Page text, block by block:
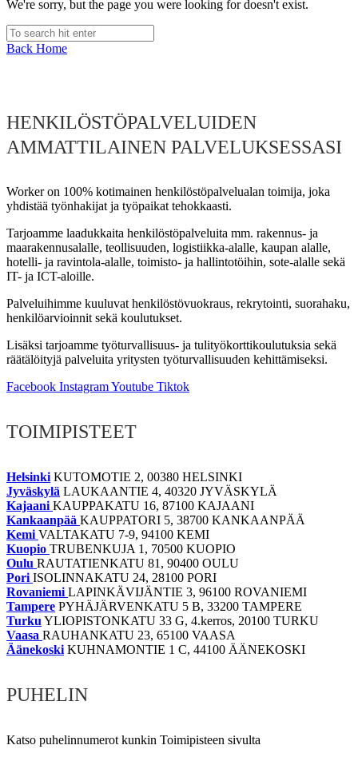
We're sorry, but the page you were looking for doesn't exist.
Back Home
HENKILÖSTÖPALVELUIDEN
AMMATTILAINEN PALVELUKSESSASI
Worker on 100% kotimainen henkilöstöpalvelualan toimija, joka
yhdistää työnhakijat ja työpaikat tehokkaasti.
Tarjoamme laadukkaita henkilöstöpalveluita mm. rakennus- ja
maarakennusalalle, teollisuuden, logistiikka-alalle, kaupan alalle,
hotelli- ja ravintola-alalle, toimisto- ja hallintotöihin, sote-alalle sekä
IT- ja ICT-aloille.
Palveluihimme kuuluvat henkilöstövuokraus, rekrytointi, suorahaku,
henkilöarvioinnit sekä koulutukset.
Lisäksi tarjoamme työturvallisuus- ja tulityökorttikoulutuksia sekä
räätälöityjä palveluita yritysten työturvallisuuden kehittämiseksi.
Facebook InstagramYoutube Tiktok
TOIMIPISTEET
Helsinki KUTOMOTIE 2, 00380 HELSINKI
Jyväskylä LAUKAANTIE 4, 40320 JYVÄSKYLÄ
Kajaani KAUPPAKATU 16, 87100 KAJAANI
Kankaanpää KAUPPATORI 5, 38700 KANKAANPÄÄ
Kemi VALTAKATU 7-9, 94100 KEMI
Kuopio TRUBENKUJA 1, 70500 KUOPIO
Oulu RAUTATIENKATU 81, 90400 OULU
Pori ISOLINNAKATU 24, 28100 PORI
Rovaniemi LAPINKÄVIJÄNTIE 3, 96100 ROVANIEMI
Tampere PYHÄJÄRVENKATU 5 B, 33200 TAMPERE
Turku YLIOPISTONKATU 33 G, 4.kerros, 20100 TURKU
Vaasa RAUHANKATU 23, 65100 VAASA
Äänekoski KUHNAMONTIE 1 C, 44100 ÄÄNEKOSKI
PUHELIN
Katso puhelinnumerot kunkin Toimipisteen sivulta